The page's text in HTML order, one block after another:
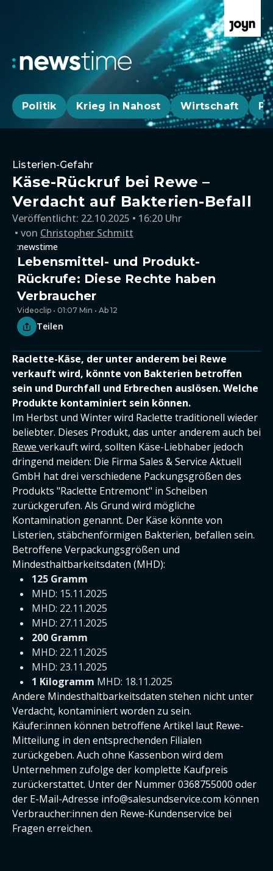
Politik Krieg in Nahost Wirtschaft
Listerien-Gefahr
Käse-Rückruf bei Rewe –
Verdacht auf Bakterien-Befall
Veröffentlicht: 22.10.2025 • 16:20 Uhr
von Christopher Schmitt
:newstime
Lebensmittel- und Produkt-
Rückrufe: Diese Rechte haben
Verbraucher
Videoclip • 01:07 Min • Ab 12
Teilen
Raclette-Käse, der unter anderem bei Rewe
verkauft wird, könnte von Bakterien betroffen
sein und Durchfall und Erbrechen auslösen. Welche
Produkte kontaminiert sein können.
Im Herbst und Winter wird Raclette traditionell wieder
beliebter. Dieses Produkt, das unter anderem auch bei
Rewe verkauft wird, sollten Käse-Liebhaber jedoch
dringend meiden: Die Firma Sales & Service Aktuell
GmbH hat drei verschiedene Packungsgrößen des
Produkts "Raclette Entremont" in Scheiben
zurückgerufen. Als Grund wird mögliche
Kontamination genannt. Der Käse könnte von
Listerien, stäbchenförmigen Bakterien, befallen sein.
Betroffene Verpackungsgrößen und
Mindesthaltbarkeitsdaten (MHD):
125 Gramm
MHD: 15.11.2025
MHD: 22.11.2025
MHD: 27.11.2025
200 Gramm
MHD: 22.11.2025
MHD: 23.11.2025
1 Kilogramm MHD: 18.11.2025
Andere Mindesthaltbarkeitsdaten stehen nicht unter
Verdacht, kontaminiert worden zu sein.
Käufer:innen können betroffene Artikel laut Rewe-
Mitteilung in den entsprechenden Filialen
zurückgeben. Auch ohne Kassenbon wird dem
Unternehmen zufolge der komplette Kaufpreis
zurückerstattet. Unter der Nummer 0368755000 oder
der E-Mail-Adresse info@salesundservice.com können
Verbraucher:innen den Rewe-Kundenservice bei
Fragen erreichen.